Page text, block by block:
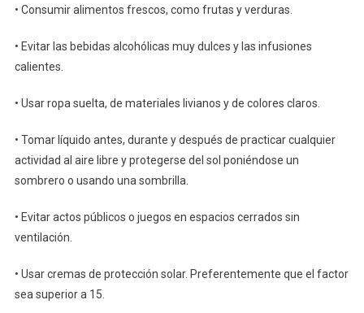
• Consumir alimentos frescos, como frutas y verduras.
• Evitar las bebidas alcohólicas muy dulces y las infusiones
calientes.
• Usar ropa suelta, de materiales livianos y de colores claros.
• Tomar líquido antes, durante y después de practicar cualquier
actividad al aire libre y protegerse del sol poniéndose un
sombrero o usando una sombrilla.
• Evitar actos públicos o juegos en espacios cerrados sin
ventilación.
• Usar cremas de protección solar. Preferentemente que el factor
sea superior a 15.